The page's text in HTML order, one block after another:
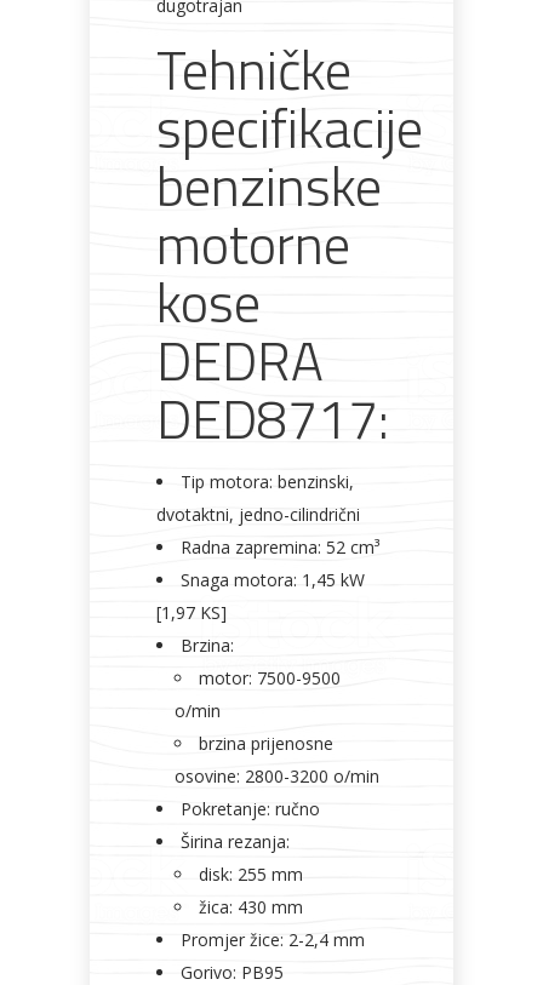
dugotrajan
Tehničke
specifikacije
benzinske
motorne
kose
DEDRA
DED8717:
Tip motora: benzinski,
dvotaktni, jedno-cilindrični
Radna zapremina: 52 cm³
Snaga motora: 1,45 kW
[1,97 KS]
Brzina:
motor: 7500-9500
o/min
brzina prijenosne
osovine: 2800-3200 o/min
Pokretanje: ručno
Širina rezanja:
disk: 255 mm
žica: 430 mm
Promjer žice: 2-2,4 mm
Gorivo: PB95